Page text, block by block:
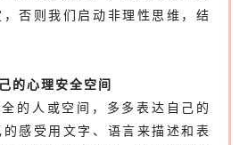
否则我们启动非理性思维，结
的心理安全空间
的人或空间，多多表达自己的
感受用文字、语言来描述和表